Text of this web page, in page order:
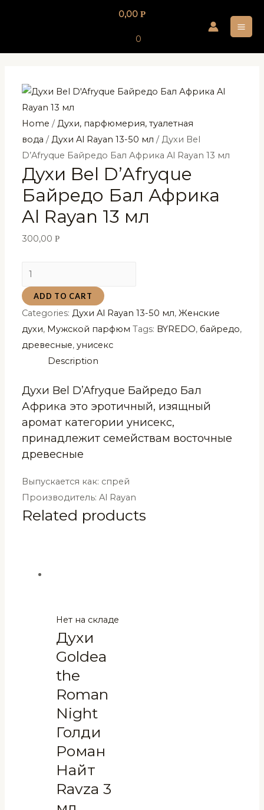
0,00 Р
0
Home /Духи, парфюмерия, туалетная
вода /Духи Al Rayan 13-50 мл / Духи Bel
D’Afryque Байредо Бал Африка Al Rayan 13 мл
Духи Bel D’Afryque
Байредо Бал Африка
Al Rayan 13 мл
300,00Р
Духи
Bel
D'Afryque
Байредо
Бал
Африка
13
мл
quantity
ADD TO CART
Categories:Духи Al Rayan 13-50 мл,Женские
духи, Мужской парфюм Tags: BYREDO, байредо,
древесные,унисекс
Description
Духи Bel D’Afryque Байредо Бал
Африка это эротичный, изящный
аромат категории унисекс,
принадлежит семействам восточные
древесные
Выпускается как: спрей
Производитель: Al Rayan
Related products
Нет на складе
Духи
Goldea
the
Roman
Night
Голди
Роман
Найт
Ravza 3